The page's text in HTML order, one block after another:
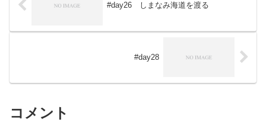
#day26 しまなみ海道を渡る
#day28
コメント